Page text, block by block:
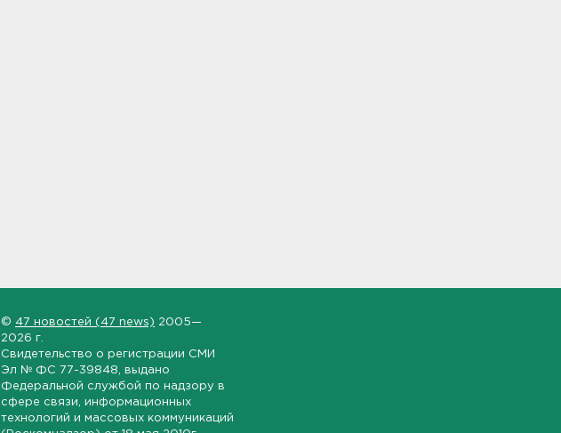
© 47 новостей (47 news) 2005—
2026 г.
Свидетельство о регистрации СМИ
Эл № ФС 77-39848 , выдано
Федеральной службой по надзору в
сфере связи, информационных
технологий и массовых коммуникаций